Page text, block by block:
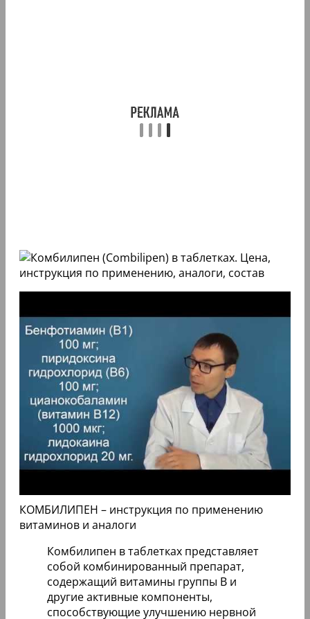
КОМБИЛИПЕН – инструкция по применению
витаминов и аналоги
Комбилипен в таблетках представляет
собой комбинированный препарат,
содержащий витамины группы B и
другие активные компоненты,
способствующие улучшению нервной